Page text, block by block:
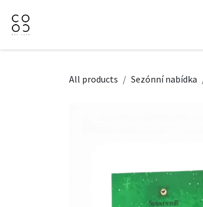
All products Sezónní nabídka